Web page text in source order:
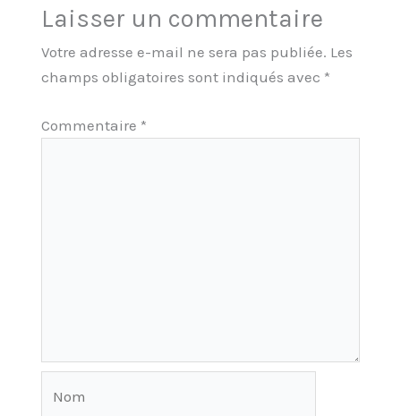
Laisser un commentaire
Votre adresse e-mail ne sera pas publiée. Les
champs obligatoires sont indiqués avec *
Commentaire *